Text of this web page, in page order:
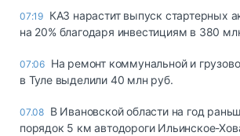
07:19 КАЗ нарастит выпуск стартерных
на 20% благодаря инвестициям в 380
07:06 На ремонт коммунальной и
в Туле выделили 40 млн руб.
07.08 В Ивановской области на год
порядок 5 км автодороги Ильинское-